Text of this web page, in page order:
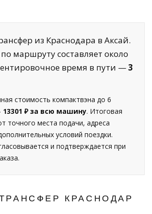
из Краснодара в Аксай.
маршруту составляет около
время в пути —3
стоимость компактвэна до 6
13301 ₽ за всю машину. Итоговая
точного места подачи, адреса
условий поездки.
и подтверждается при
КРАСНОДАР